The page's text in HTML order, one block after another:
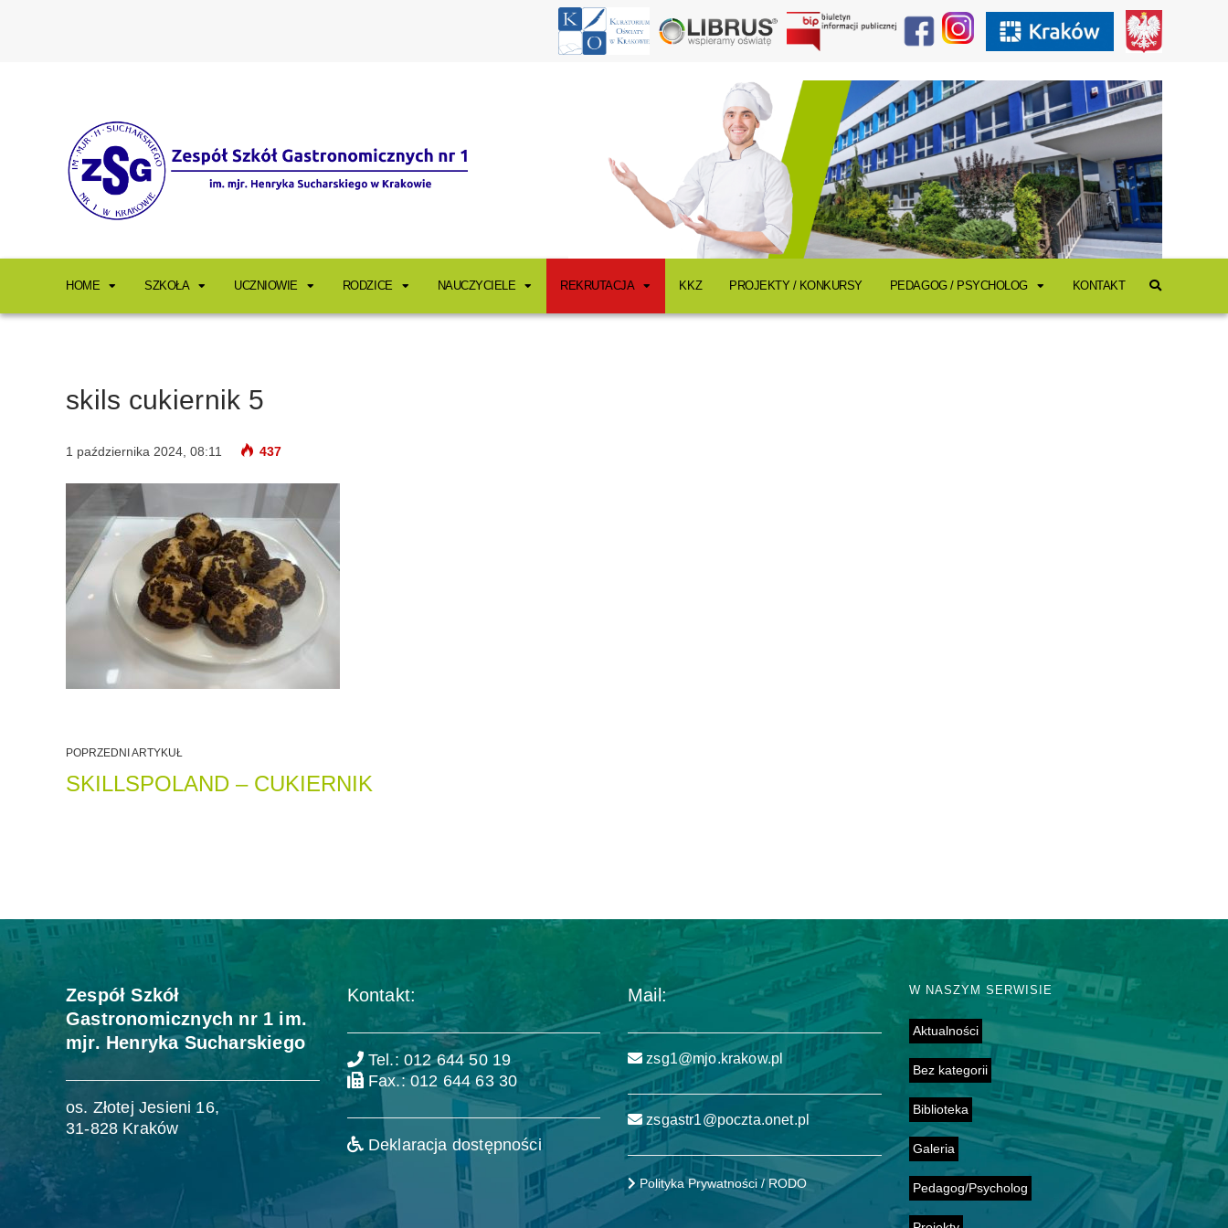
HOME SZKOŁA UCZNIOWIE RODZICE NAUCZYCIELE REKRUTACJA KKZ PROJEKTY / KONKURSY PEDAGOG / PSYCHOLOG KONTAKT
skils cukiernik 5
1 października 2024, 08:11 437
POPRZEDNI ARTYKUŁ
SKILLSPOLAND – CUKIERNIK
Zespół Szkół
Gastronomicznych nr 1 im.
mjr. Henryka Sucharskiego
os. Złotej Jesieni 16,
31-828 Kraków
Kontakt:
Tel.: 012 644 50 19
Fax.: 012 644 63 30
Deklaracja dostępności
Mail:
zsg1@mjo.krakow.pl
zsgastr1@poczta.onet.pl
Polityka Prywatności / RODO
W NASZYM SERWISIE
Aktualności
Bez kategorii
Biblioteka
Galeria
Pedagog/Psycholog